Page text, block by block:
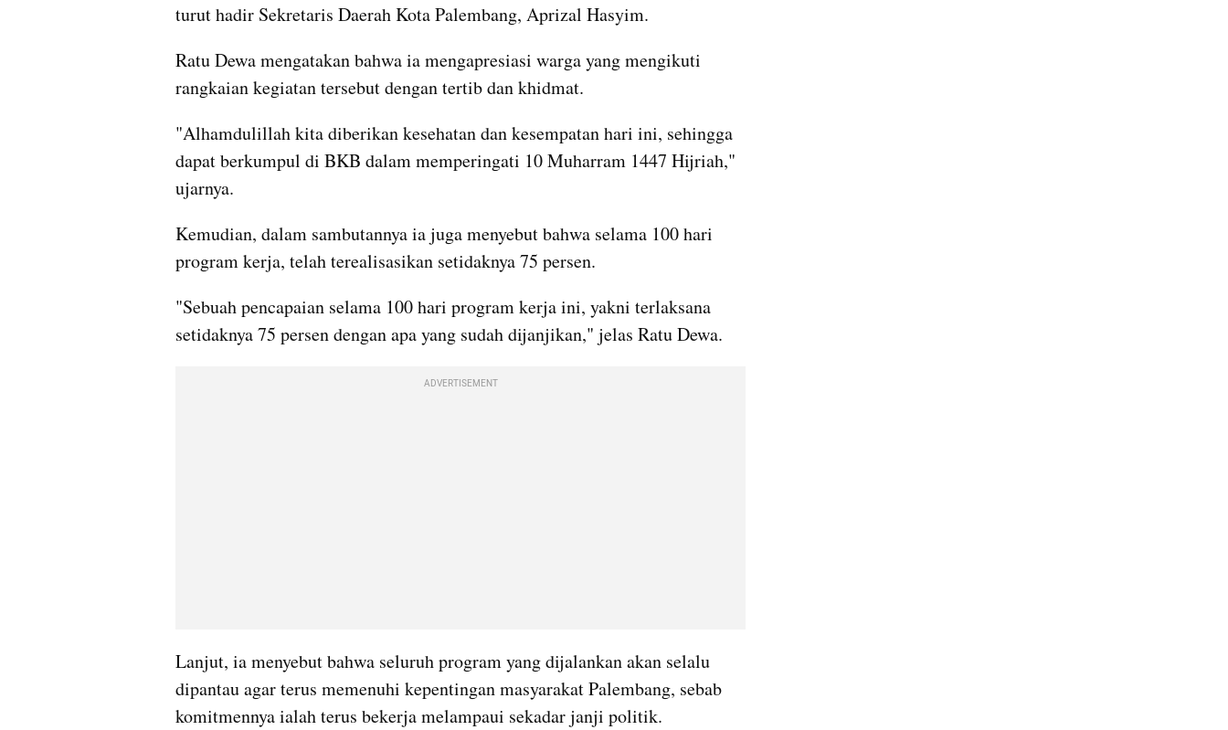
turut hadir Sekretaris Daerah Kota Palembang, Aprizal Hasyim.
Ratu Dewa mengatakan bahwa ia mengapresiasi warga yang mengikuti
rangkaian kegiatan tersebut dengan tertib dan khidmat.
"Alhamdulillah kita diberikan kesehatan dan kesempatan hari ini, sehingga
dapat berkumpul di BKB dalam memperingati 10 Muharram 1447 Hijriah,"
ujarnya.
Kemudian, dalam sambutannya ia juga menyebut bahwa selama 100 hari
program kerja, telah terealisasikan setidaknya 75 persen.
"Sebuah pencapaian selama 100 hari program kerja ini, yakni terlaksana
setidaknya 75 persen dengan apa yang sudah dijanjikan," jelas Ratu Dewa.
ADVERTISEMENT
Lanjut, ia menyebut bahwa seluruh program yang dijalankan akan selalu
dipantau agar terus memenuhi kepentingan masyarakat Palembang, sebab
komitmennya ialah terus bekerja melampaui sekadar janji politik.